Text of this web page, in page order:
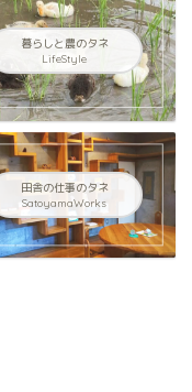
暮らしと農のタネ
LifeStyle
田舎の仕事のタネ
SatoyamaWorks